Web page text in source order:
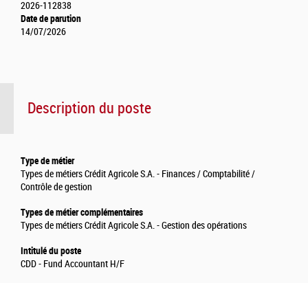
Description du poste
Type de métier
Types de métiers Crédit Agricole S.A. - Finances / Comptabilité /
Contrôle de gestion
Types de métier complémentaires
Types de métiers Crédit Agricole S.A. - Gestion des opérations
Intitulé du poste
CDD - Fund Accountant H/F
2026-112838
Date de parution
14/07/2026